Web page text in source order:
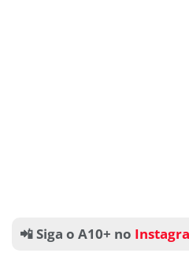
📲 Siga o A10+ no